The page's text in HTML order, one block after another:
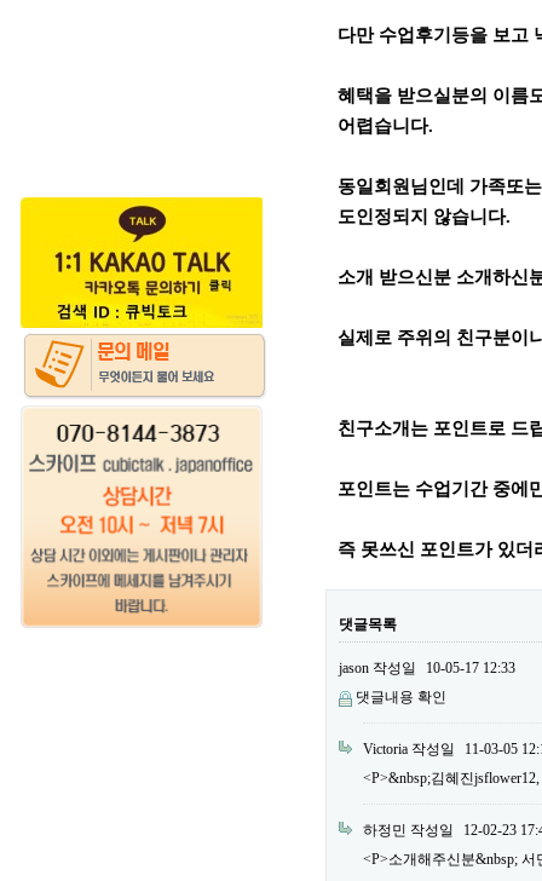
다만 수업후기등을 보
혜택을 받으실분의 이름
어렵습니다.
동일회원님인데 가족또
도인정되지 않습니다.
소개 받으신분 소개하신
실제로 주위의 친구분이
친구소개는 포인트로 드
포인트는 수업기간 중에
즉 못쓰신 포인트가 있더
댓글목록
jason 작성일
10-05-17 12:33
댓글내용 확인
Victoria 작성일
11-03-05
<P>&nbsp;김혜진
하정민 작성일
12-02-23
<P>소개해주신분&nbsp; 서